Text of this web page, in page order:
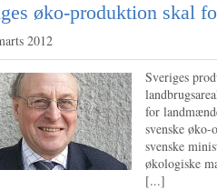
øko-produktion skal
2012
Sveriges
for
svenske
svenske
økologiske
[...]